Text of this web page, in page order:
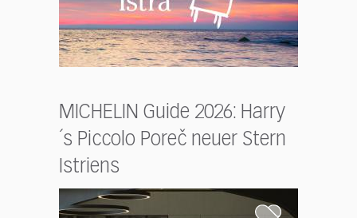
MICHELIN Guide 2026: Harry
´s Piccolo Poreč neuer Stern
Istriens